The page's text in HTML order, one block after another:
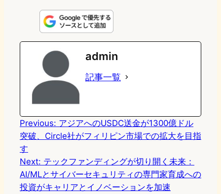
n
e
s
t
o
d
n
u
e
s
k
e
k
e
admin
記事一覧
Previous: アジアへのUSDC送金が1300億ドル
突破、Circle社がフィリピン市場での拡大を目指
す
Next: テックファンディングが切り開く未来：
AI/MLとサイバーセキュリティの専門家育成への
投資がキャリアとイノベーションを加速